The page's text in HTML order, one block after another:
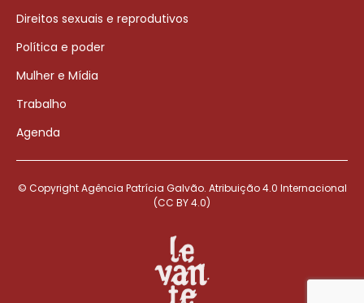
Direitos sexuais e reprodutivos
Política e poder
Mulher e Mídia
Trabalho
Agenda
© Copyright Agência Patrícia Galvão. Atribuição 4.0 Internacional
(CC BY 4.0)